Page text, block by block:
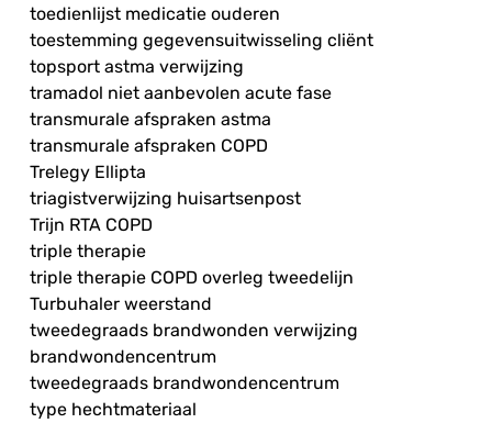
toedienlijst medicatie ouderen
toestemming gegevensuitwisseling cliënt
topsport astma verwijzing
tramadol niet aanbevolen acute fase
transmurale afspraken astma
transmurale afspraken COPD
Trelegy Ellipta
triagistverwijzing huisartsenpost
Trijn RTA COPD
triple therapie
triple therapie COPD overleg tweedelijn
Turbuhaler weerstand
tweedegraads brandwonden verwijzing
brandwondencentrum
tweedegraads brandwondencentrum
type hechtmateriaal